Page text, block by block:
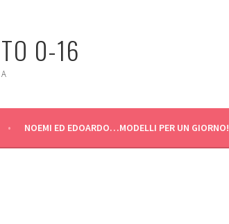
0-16
NOEMI ED EDOARDO…MODELLI PER UN GIORNO!